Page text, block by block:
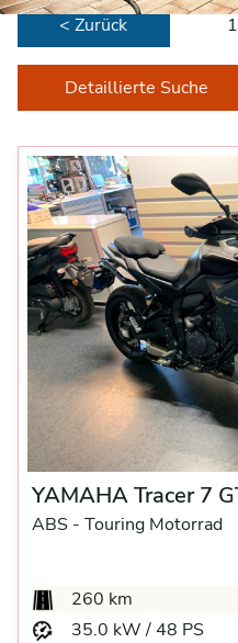
< Zurück
Detaillierte Suche
YAMAHA Tracer 7
ABS - Touring Motorrad
260 km
35.0 kW / 48 PS